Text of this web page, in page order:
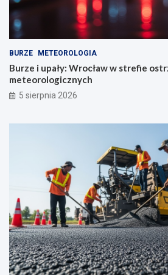
BURZE METEOROLOGIA
Burze i upały: Wrocław w strefie
meteorologicznych
5 sierpnia 2026